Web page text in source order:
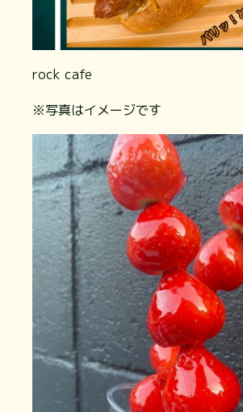
rock cafe
※写真はイメージです